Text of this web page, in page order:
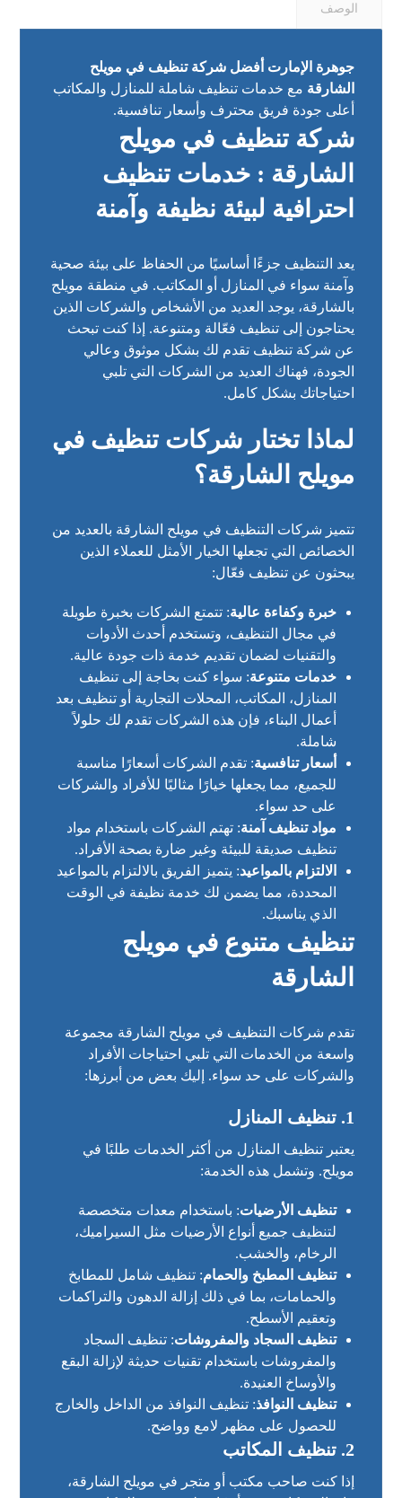
الوصف
جوهرة الإمارت أفضل شركة تنظيف في مويلح
الشارقة مع خدمات تنظيف شاملة للمنازل والمكاتب
أعلى جودة فريق محترف وأسعار تنافسية.
شركة تنظيف في مويلح
الشارقة : خدمات تنظيف
احترافية لبيئة نظيفة وآمنة
يعد التنظيف جزءًا أساسيًا من الحفاظ على بيئة صحية
وآمنة سواء في المنازل أو المكاتب. في منطقة مويلح
بالشارقة، يوجد العديد من الأشخاص والشركات الذين
يحتاجون إلى تنظيف فعّالة ومتنوعة. إذا كنت تبحث
عن شركة تنظيف تقدم لك بشكل موثوق وعالي
الجودة، فهناك العديد من الشركات التي تلبي
احتياجاتك بشكل كامل.
لماذا تختار شركات تنظيف في
مويلح الشارقة؟
تتميز شركات التنظيف في مويلح الشارقة بالعديد من
الخصائص التي تجعلها الخيار الأمثل للعملاء الذين
يبحثون عن تنظيف فعّال:
خبرة وكفاءة عالية: تتمتع الشركات بخبرة طويلة
في مجال التنظيف، وتستخدم أحدث الأدوات
والتقنيات لضمان تقديم خدمة ذات جودة عالية.
خدمات متنوعة: سواء كنت بحاجة إلى تنظيف
المنازل، المكاتب، المحلات التجارية أو تنظيف بعد
أعمال البناء، فإن هذه الشركات تقدم لك حلولاً
شاملة.
أسعار تنافسية: تقدم الشركات أسعارًا مناسبة
للجميع، مما يجعلها خيارًا مثاليًا للأفراد والشركات
على حد سواء.
مواد تنظيف آمنة: تهتم الشركات باستخدام مواد
تنظيف صديقة للبيئة وغير ضارة بصحة الأفراد.
الالتزام بالمواعيد: يتميز الفريق بالالتزام بالمواعيد
المحددة، مما يضمن لك خدمة نظيفة في الوقت
الذي يناسبك.
تنظيف متنوع في مويلح
الشارقة
تقدم شركات التنظيف في مويلح الشارقة مجموعة
واسعة من الخدمات التي تلبي احتياجات الأفراد
والشركات على حد سواء. إليك بعض من أبرزها:
1. تنظيف المنازل
يعتبر تنظيف المنازل من أكثر الخدمات طلبًا في
مويلح. وتشمل هذه الخدمة:
تنظيف الأرضيات: باستخدام معدات متخصصة
لتنظيف جميع أنواع الأرضيات مثل السيراميك،
الرخام، والخشب.
تنظيف المطبخ والحمام: تنظيف شامل للمطابخ
والحمامات، بما في ذلك إزالة الدهون والتراكمات
وتعقيم الأسطح.
تنظيف السجاد والمفروشات: تنظيف السجاد
والمفروشات باستخدام تقنيات حديثة لإزالة البقع
والأوساخ العنيدة.
تنظيف النوافذ: تنظيف النوافذ من الداخل والخارج
للحصول على مظهر لامع وواضح.
2. تنظيف المكاتب
إذا كنت صاحب مكتب أو متجر في مويلح الشارقة،